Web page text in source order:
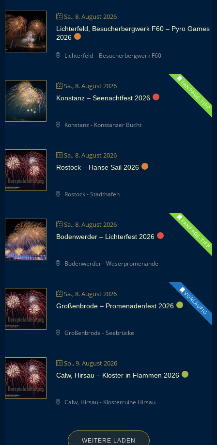
Sa., 8. August 2026
Lichterfeld, Besucherbergwerk F60 – Pyro Games
2026
Lichterfeld – Besucherbergwerk F60
Sa., 8. August 2026 FANPAGE-TIPP
Konstanz – Seenachtfest 2026
Konstanz - Konstanzer Bucht
Sa., 8. August 2026
Rostock – Hanse Sail 2026
Rostock - Stadthafen
Sa., 8. August 2026 FANPAGE-TIPP
Bodenwerder – Lichterfest 2026
Bodenwerder - Weserpromenande
Sa., 8. August 2026 VORLÄUFIG
Großenbrode – Promenadenfest 2026
Großenbrode - Seebrücke
So., 9. August 2026
Calw, Hirsau – Kloster in Flammen 2026
Calw, Hirsau - Klosterruine Hirsau
WEITERE LADEN